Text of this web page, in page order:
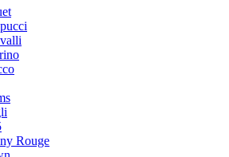
Rouge